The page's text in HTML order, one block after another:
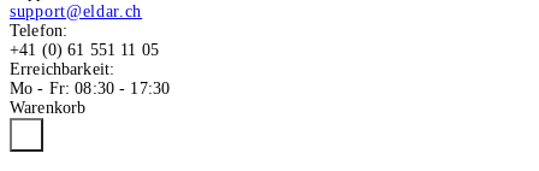
support@eldar.ch
Telefon:
+41 (0) 61 551 11 05
Erreichbarkeit:
Mo - Fr: 08:30 - 17:30
Warenkorb